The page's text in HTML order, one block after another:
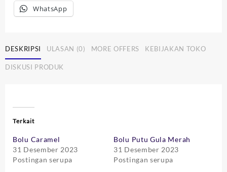
WhatsApp
DESKRIPSI ULASAN (0) MORE OFFERS KEBIJAKAN TOKO
DISKUSI PRODUK
Terkait
Bolu Caramel
31 Desember 2023
Postingan serupa
Bolu Putu Gula Merah
31 Desember 2023
Postingan serupa